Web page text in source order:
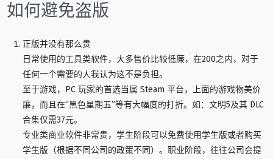
如何避免盗版
正版并没有那么贵
日常使用的工具类软件，大多售价比较低廉，在200之内，对于
任何一个需要的人我认为这不是负担。
至于游戏，PC 玩家的首选当属 Steam 平台，上面的游戏物美价
廉，而且在“黑色星期五”等有大幅度的打折。如：文明5及其 DLC
合集仅需37元。
专业类商业软件非常贵，学生阶段可以免费使用学生版或者购买
学生版（根据不同公司的政策不同）。职业阶段，往往公司会提